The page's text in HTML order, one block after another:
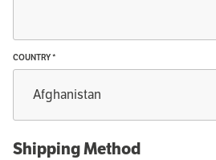
COUNTRY *
Shipping Method